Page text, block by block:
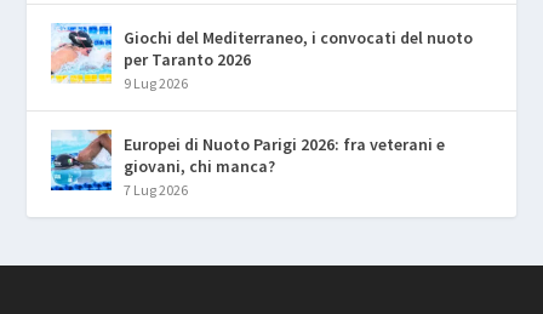
Giochi del Mediterraneo, i convocati del nuoto
per Taranto 2026
9 Lug 2026
Europei di Nuoto Parigi 2026: fra veterani e
giovani, chi manca?
7 Lug 2026